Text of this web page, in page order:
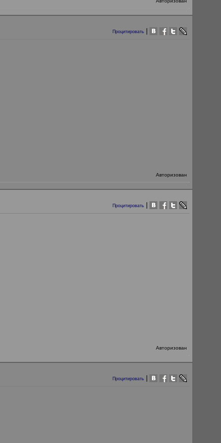
Процитировать
Авторизован
Процитировать
Авторизован
Процитировать